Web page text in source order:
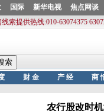
农行股改时